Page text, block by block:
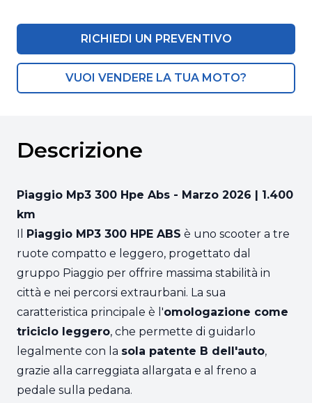
RICHIEDI UN PREVENTIVO
VUOI VENDERE LA TUA MOTO?
Descrizione
Piaggio Mp3 300 Hpe Abs - Marzo 2026 | 1.400
km
Il Piaggio MP3 300 HPE ABS è uno scooter a tre
ruote compatto e leggero, progettato dal
gruppo Piaggio per offrire massima stabilità in
città e nei percorsi extraurbani. La sua
caratteristica principale è l'omologazione come
triciclo leggero, che permette di guidarlo
legalmente con la sola patente B dell'auto,
grazie alla carreggiata allargata e al freno a
pedale sulla pedana.